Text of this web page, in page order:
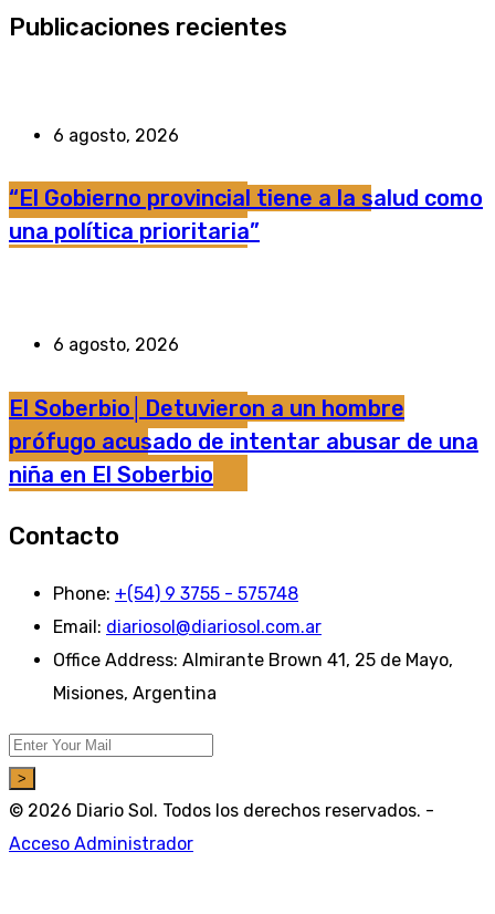
Publicaciones recientes
6 agosto, 2026
“El Gobierno provincial tiene a la salud como
una política prioritaria”
6 agosto, 2026
El Soberbio│Detuvieron a un hombre
prófugo acusado de intentar abusar de una
niña en El Soberbio
Contacto
Phone: +(54) 9 3755 - 575748
Email: diariosol@diariosol.com.ar
Office Address: Almirante Brown 41, 25 de Mayo,
Misiones, Argentina
>
© 2026 Diario Sol. Todos los derechos reservados. -
Acceso Administrador